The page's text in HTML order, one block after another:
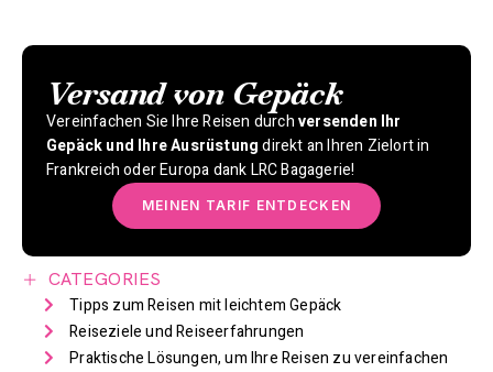
CATEGORIES
Tipps zum Reisen mit leichtem Gepäck
Reiseziele und Reiseerfahrungen
Praktische Lösungen, um Ihre Reisen zu vereinfachen
Versand von Gepäck
Vereinfachen Sie Ihre Reisen durchversenden Ihr
Gepäck und Ihre Ausrüstungdirekt an Ihren Zielort in
Frankreich oder Europa dank LRC Bagagerie!
MEINEN TARIF ENTDECKEN